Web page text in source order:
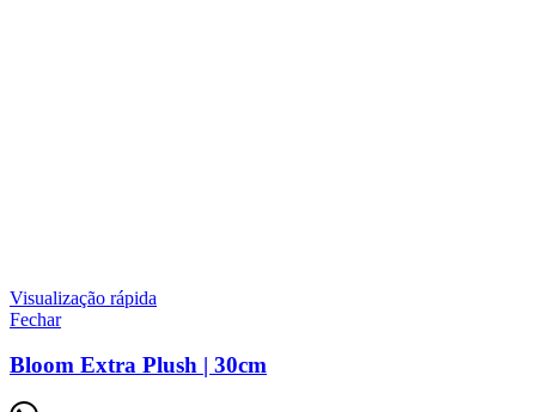
Visualização rápida
Fechar
Bloom Extra Plush | 30cm